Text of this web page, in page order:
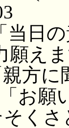
当日
え
方に
お願
く